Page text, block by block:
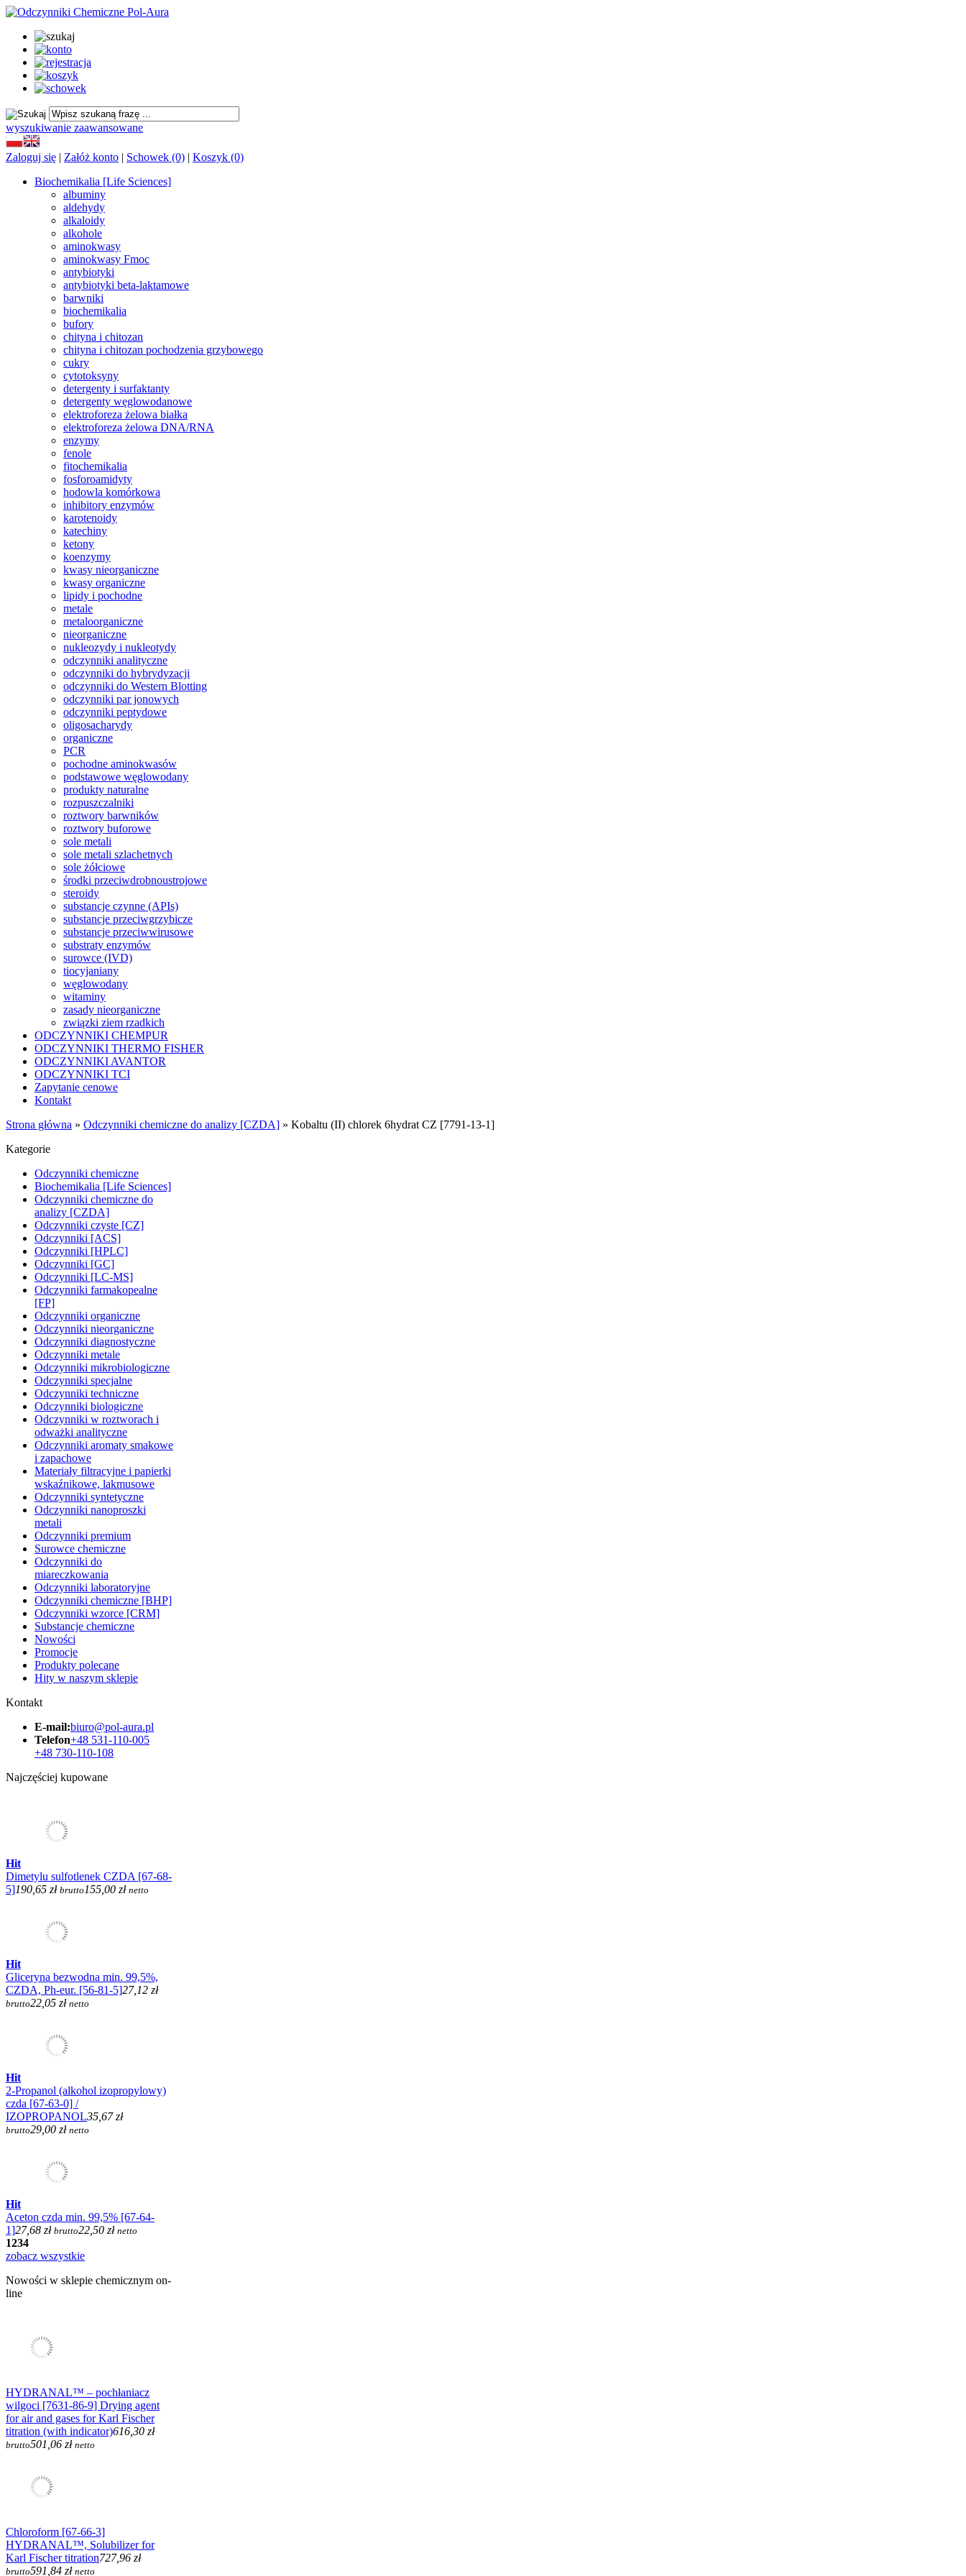
wyszukiwanie zaawansowane
Zaloguj się | Załóż konto | Schowek (0) | Koszyk (0)
Biochemikalia [Life Sciences]
albuminy
aldehydy
alkaloidy
alkohole
aminokwasy
aminokwasy Fmoc
antybiotyki
antybiotyki beta-laktamowe
barwniki
biochemikalia
bufory
chityna i chitozan
chityna i chitozan pochodzenia grzybowego
cukry
cytotoksyny
detergenty i surfaktanty
detergenty węglowodanowe
elektroforeza żelowa białka
elektroforeza żelowa DNA/RNA
enzymy
fenole
fitochemikalia
fosforoamidyty
hodowla komórkowa
inhibitory enzymów
karotenoidy
katechiny
ketony
koenzymy
kwasy nieorganiczne
kwasy organiczne
lipidy i pochodne
metale
metaloorganiczne
nieorganiczne
nukleozydy i nukleotydy
odczynniki analityczne
odczynniki do hybrydyzacji
odczynniki do Western Blotting
odczynniki par jonowych
odczynniki peptydowe
oligosacharydy
organiczne
PCR
pochodne aminokwasów
podstawowe węglowodany
produkty naturalne
rozpuszczalniki
roztwory barwników
roztwory buforowe
sole metali
sole metali szlachetnych
sole żółciowe
środki przeciwdrobnoustrojowe
steroidy
substancje czynne (APIs)
substancje przeciwgrzybicze
substancje przeciwwirusowe
substraty enzymów
surowce (IVD)
tiocyjaniany
węglowodany
witaminy
zasady nieorganiczne
związki ziem rzadkich
ODCZYNNIKI CHEMPUR
ODCZYNNIKI THERMO FISHER
ODCZYNNIKI AVANTOR
ODCZYNNIKI TCI
Zapytanie cenowe
Kontakt
Strona główna » Odczynniki chemiczne do analizy [CZDA] » Kobaltu (II) chlorek 6hydrat CZ [7791-13-1]
Kategorie
Odczynniki chemiczne
Biochemikalia [Life Sciences]
Odczynniki chemiczne do
analizy [CZDA]
Odczynniki czyste [CZ]
Odczynniki [ACS]
Odczynniki [HPLC]
Odczynniki [GC]
Odczynniki [LC-MS]
Odczynniki farmakopealne
[FP]
Odczynniki organiczne
Odczynniki nieorganiczne
Odczynniki diagnostyczne
Odczynniki metale
Odczynniki mikrobiologiczne
Odczynniki specjalne
Odczynniki techniczne
Odczynniki biologiczne
Odczynniki w roztworach i
odważki analityczne
Odczynniki aromaty smakowe
i zapachowe
Materiały filtracyjne i papierki
wskaźnikowe, lakmusowe
Odczynniki syntetyczne
Odczynniki nanoproszki
metali
Odczynniki premium
Surowce chemiczne
Odczynniki do
miareczkowania
Odczynniki laboratoryjne
Odczynniki chemiczne [BHP]
Odczynniki wzorce [CRM]
Substancje chemiczne
Nowości
Promocje
Produkty polecane
Hity w naszym sklepie
Kontakt
E-mail:biuro@pol-aura.pl
Telefon+48 531-110-005
+48 730-110-108
Najczęściej kupowane
Hit
Dimetylu sulfotlenek CZDA [67-68-
5]190,65 zł brutto 155,00 zł netto
Hit
Gliceryna bezwodna min. 99,5%,
CZDA, Ph-eur. [56-81-5]27,12 zł
brutto22,05 zł netto
Hit
2-Propanol (alkohol izopropylowy)
czda [67-63-0] /
IZOPROPANOL35,67 zł
brutto29,00 zł netto
Hit
Aceton czda min. 99,5% [67-64-
1]27,68 zł brutto22,50 zł netto
1234
zobacz wszystkie
Nowości w sklepie chemicznym on-
line
HYDRANAL™ – pochłaniacz
wilgoci [7631-86-9] Drying agent
for air and gases for Karl Fischer
titration (with indicator)616,30 zł
brutto501,06 zł netto
Chloroform [67-66-3]
HYDRANAL™, Solubilizer for
Karl Fischer titration727,96 zł
brutto591,84 zł netto